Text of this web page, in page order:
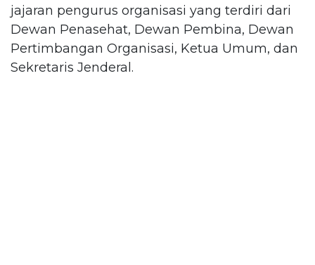
jajaran pengurus organisasi yang terdiri dari
Dewan Penasehat, Dewan Pembina, Dewan
Pertimbangan Organisasi, Ketua Umum, dan
Sekretaris Jenderal.